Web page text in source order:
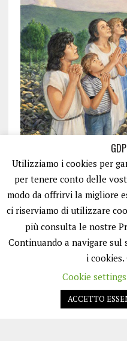
ISCRIVITI
Utilizziamo i cookies per
per tenere conto delle
modo da offrirvi la migliore
ci riserviamo di utilizzare
più consulta le nostre
Continuando a navigare
i cookies.
Cookie settings
ACCETTO